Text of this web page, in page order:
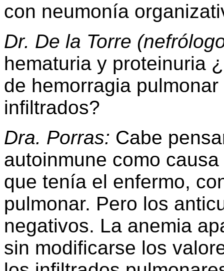
con neumonía
Dr. De la Torre
hematuria y proteinuria
de hemorragia
infiltrados?
Dra. Porras: Cabe
autoinmune como
que tenía el enfermo,
pulmonar. Pero los
negativos. La anemia
sin modificarse los